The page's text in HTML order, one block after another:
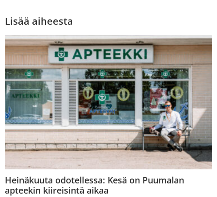
Lisää aiheesta
Heinäkuuta odotellessa: Kesä on Puumalan
apteekin kiireisintä aikaa